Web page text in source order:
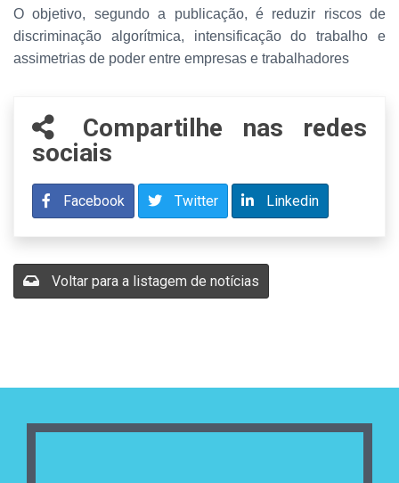
O objetivo, segundo a publicação, é reduzir riscos de
discriminação algorítmica, intensificação do trabalho e
assimetrias de poder entre empresas e trabalhadores
Compartilhe nas redes
sociais
Facebook Twitter Linkedin
Voltar para a listagem de notícias